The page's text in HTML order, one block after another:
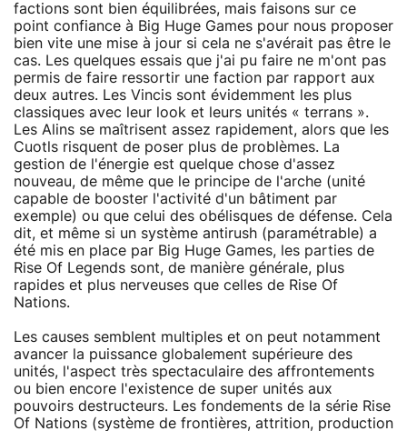
factions sont bien équilibrées, mais faisons sur ce
point confiance à Big Huge Games pour nous proposer
bien vite une mise à jour si cela ne s'avérait pas être le
cas. Les quelques essais que j'ai pu faire ne m'ont pas
permis de faire ressortir une faction par rapport aux
deux autres. Les Vincis sont évidemment les plus
classiques avec leur look et leurs unités « terrans ».
Les Alins se maîtrisent assez rapidement, alors que les
Cuotls risquent de poser plus de problèmes. La
gestion de l'énergie est quelque chose d'assez
nouveau, de même que le principe de l'arche (unité
capable de booster l'activité d'un bâtiment par
exemple) ou que celui des obélisques de défense. Cela
dit, et même si un système antirush (paramétrable) a
été mis en place par Big Huge Games, les parties de
Rise Of Legends sont, de manière générale, plus
rapides et plus nerveuses que celles de Rise Of
Nations.
Les causes semblent multiples et on peut notamment
avancer la puissance globalement supérieure des
unités, l'aspect très spectaculaire des affrontements
ou bien encore l'existence de super unités aux
pouvoirs destructeurs. Les fondements de la série Rise
Of Nations (système de frontières, attrition, production